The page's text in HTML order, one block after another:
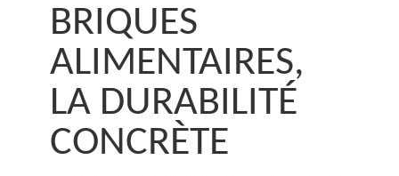
BRIQUES
ALIMENTAIRES,
LA DURABILITÉ
CONCRÈTE